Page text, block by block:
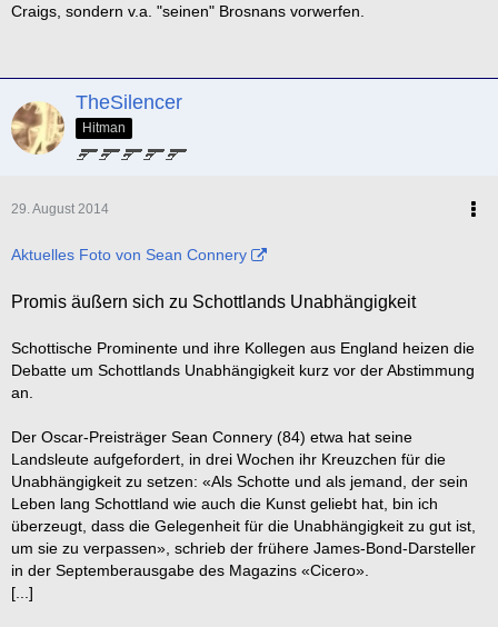
Craigs, sondern v.a. "seinen" Brosnans vorwerfen.
TheSilencer
Hitman
29. August 2014
Aktuelles Foto von Sean Connery
Promis äußern sich zu Schottlands Unabhängigkeit
Schottische Prominente und ihre Kollegen aus England heizen die
Debatte um Schottlands Unabhängigkeit kurz vor der Abstimmung
an.
Der Oscar-Preisträger Sean Connery (84) etwa hat seine
Landsleute aufgefordert, in drei Wochen ihr Kreuzchen für die
Unabhängigkeit zu setzen: «Als Schotte und als jemand, der sein
Leben lang Schottland wie auch die Kunst geliebt hat, bin ich
überzeugt, dass die Gelegenheit für die Unabhängigkeit zu gut ist,
um sie zu verpassen», schrieb der frühere James-Bond-Darsteller
in der Septemberausgabe des Magazins «Cicero».
[...]